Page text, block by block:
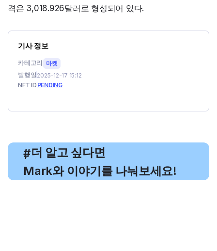
격은 3,018.926달러로 형성되어 있다.
기사 정보
카테고리 마켓
발행일 2025-12-17 15:12
NFT ID PENDING
#
, 더 알고 싶다면
Mark와 이야기를 나눠보세요!